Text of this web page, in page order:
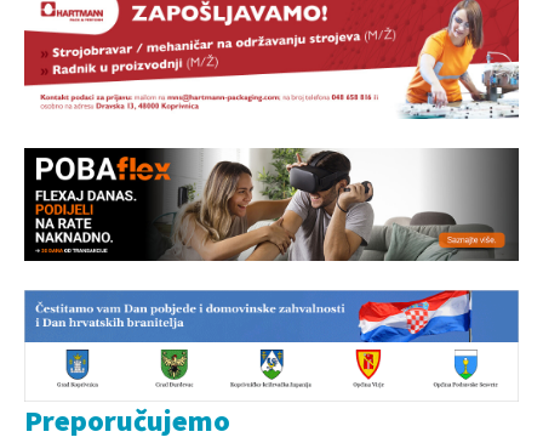
Preporučujemo